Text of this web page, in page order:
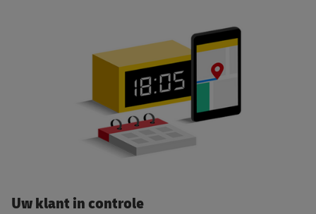
Uw klant in controle